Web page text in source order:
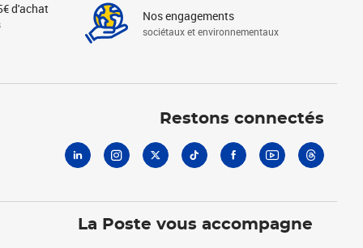
d'achat Nos engagements
sociétaux et environnementaux
Restons connectés
La Poste vous accompagne